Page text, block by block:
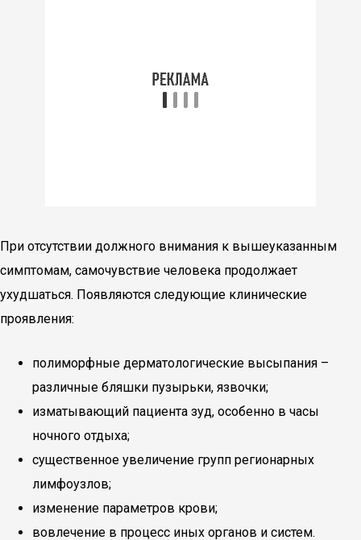
При отсутствии должного внимания к вышеуказанным
симптомам, самочувствие человека продолжает
ухудшаться. Появляются следующие клинические
проявления:
полиморфные дерматологические высыпания –
различные бляшки пузырьки, язвочки;
изматывающий пациента зуд, особенно в часы
ночного отдыха;
существенное увеличение групп регионарных
лимфоузлов;
изменение параметров крови;
вовлечение в процесс иных органов и систем.